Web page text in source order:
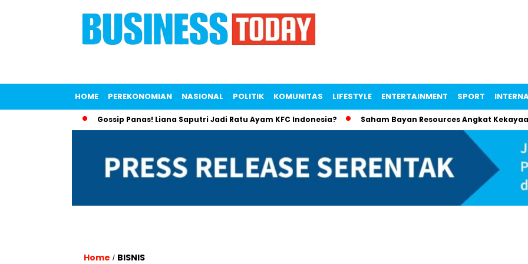
HOME PEREKONOMIAN NASIONAL POLITIK KOMUNITAS LIFESTYLE ENTERTAINMENT SPORT
Gossip Panas! Liana Saputri Jadi Ratu Ayam KFC Indonesia? Saham Bayan Resources Angkat Kekayaan Low
Home / BISNIS